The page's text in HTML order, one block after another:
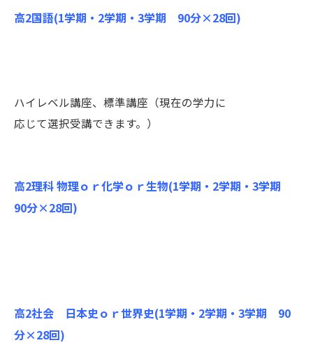
高2国語(1学期・2学期・3学期 90分×28回)
ハイレベル講座、標準講座（現在の学力に
応じて選択受講できます。）
高2理科 物理ｏｒ化学ｏｒ生物(1学期・2学期・3学期
90分×28回)
高2社会 日本史ｏｒ世界史(1学期・2学期・3学期 90
分×28回)